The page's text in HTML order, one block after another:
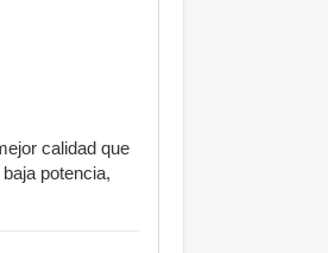
calidad que
potencia,